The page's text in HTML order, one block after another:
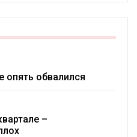
опять обвалился
–